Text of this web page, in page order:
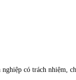
có trách nhiệm,